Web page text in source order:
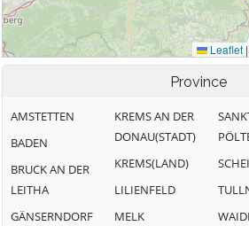
Province
AMSTETTEN
BADEN
BRUCK AN DER
LEITHA
GÄNSERNDORF
KREMS AN DER
DONAU(STADT)
KREMS(LAND)
LILIENFELD
MELK